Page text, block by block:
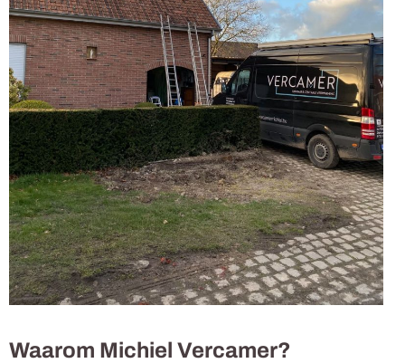
Waarom Michiel Vercamer?